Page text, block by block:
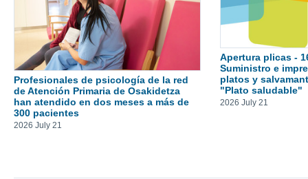
Profesionales de psicología de la red
de Atención Primaria de Osakidetza
han atendido en dos meses a más de
300 pacientes
2026 July 21
Apertura plicas -
Suministro e
platos y
"Plato saludable"
2026 July 21